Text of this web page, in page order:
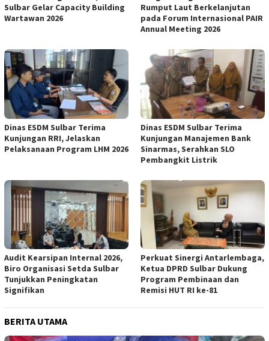
Sulbar Gelar Capacity Building
Wartawan 2026
Rumput Laut Berkelanjutan
pada Forum Internasional PAIR
Annual Meeting 2026
Dinas ESDM Sulbar Terima
Kunjungan RRI, Jelaskan
Pelaksanaan Program LHM 2026
Dinas ESDM Sulbar Terima
Kunjungan Manajemen Bank
Sinarmas, Serahkan SLO
Pembangkit Listrik
Audit Kearsipan Internal 2026,
Biro Organisasi Setda Sulbar
Tunjukkan Peningkatan
Signifikan
Perkuat Sinergi Antarlembaga,
Ketua DPRD Sulbar Dukung
Program Pembinaan dan
Remisi HUT RI ke-81
BERITA UTAMA